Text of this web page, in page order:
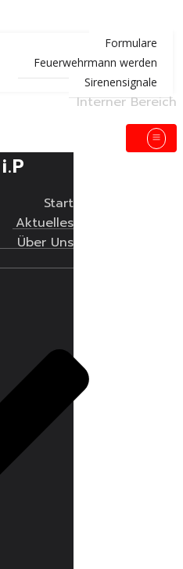
Formulare
Feuerwehrmann werden
Sirenensignale
Interner Bereich
Start
Aktuelles
Über Uns